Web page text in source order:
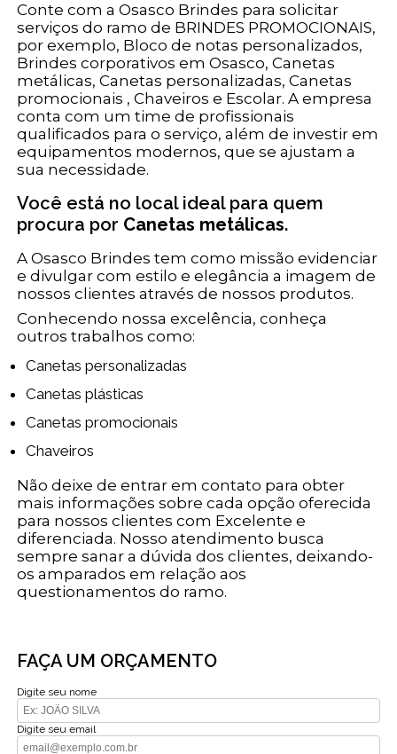
Conte com a Osasco Brindes para solicitar
serviços do ramo de BRINDES PROMOCIONAIS,
por exemplo, Bloco de notas personalizados,
Brindes corporativos em Osasco, Canetas
metálicas, Canetas personalizadas, Canetas
promocionais , Chaveiros e Escolar. A empresa
conta com um time de profissionais
qualificados para o serviço, além de investir em
equipamentos modernos, que se ajustam a
sua necessidade.
Você está no local ideal para quem
procura por Canetas metálicas.
A Osasco Brindes tem como missão evidenciar
e divulgar com estilo e elegância a imagem de
nossos clientes através de nossos produtos.
Conhecendo nossa excelência, conheça
outros trabalhos como:
Canetas personalizadas
Canetas plásticas
Canetas promocionais
Chaveiros
Não deixe de entrar em contato para obter
mais informações sobre cada opção oferecida
para nossos clientes com Excelente e
diferenciada. Nosso atendimento busca
sempre sanar a dúvida dos clientes, deixando-
os amparados em relação aos
questionamentos do ramo.
FAÇA UM ORÇAMENTO
Digite seu nome
Digite seu email